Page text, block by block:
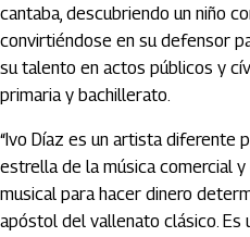
cantaba, descubriendo un niño
convirtiéndose en su defensor
su talento en actos públicos y
primaria y bachillerato.
“Ivo Díaz es un artista diferente
estrella de la música comercial
musical para hacer dinero
apóstol del vallenato clásico. Es